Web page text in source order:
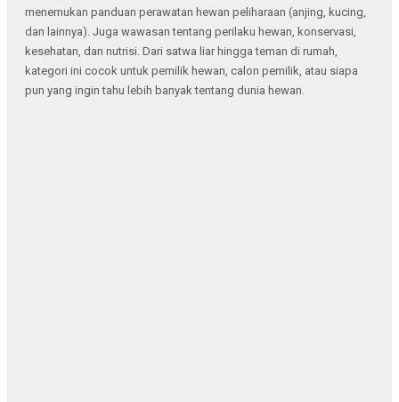
menemukan panduan perawatan hewan peliharaan (anjing, kucing,
dan lainnya). Juga wawasan tentang perilaku hewan, konservasi,
kesehatan, dan nutrisi. Dari satwa liar hingga teman di rumah,
kategori ini cocok untuk pemilik hewan, calon pemilik, atau siapa
pun yang ingin tahu lebih banyak tentang dunia hewan.